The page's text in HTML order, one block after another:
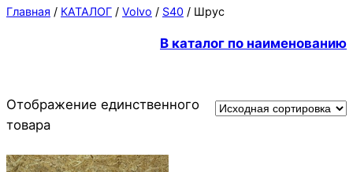
Главная / КАТАЛОГ / Volvo / S40 / Шрус
В каталог по наименованию
Отображение единственного
товара